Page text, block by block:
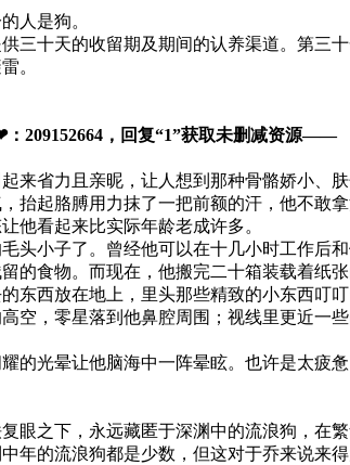
人是狗。
三十天的收留期及期间的认养渠道。第三
。
209152664，回复“1”获取未删减资源—​​​​—
来省力且亲昵，让人想到那种骨骼娇小、肤
抬起胳膊用力抹了一把前额的汗，他不敢
他看起来比实际年龄老成许多。
头小子了。曾经他可以在十几小时工作后
的食物。而现在，他搬完二十箱装载着纸张
东西放在地上，里头那些精致的小东西叮
空，零星落到他鼻腔周围；视线里更近一
的光晕让他脑海中一阵晕眩。也许是太疲
眼之下，永远藏匿于深渊中的流浪狗，在
年的流浪狗都是少数，但这对于乔来说